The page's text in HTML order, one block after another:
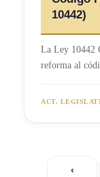
10442)
La Ley 10442
reforma al
ACT.
‹